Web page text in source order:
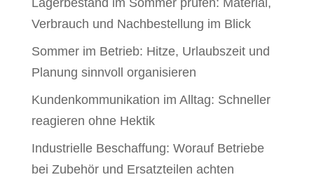
Lagerbestand im Sommer prüfen: Material,
Verbrauch und Nachbestellung im Blick
Sommer im Betrieb: Hitze, Urlaubszeit und
Planung sinnvoll organisieren
Kundenkommunikation im Alltag: Schneller
reagieren ohne Hektik
Industrielle Beschaffung: Worauf Betriebe
bei Zubehör und Ersatzteilen achten